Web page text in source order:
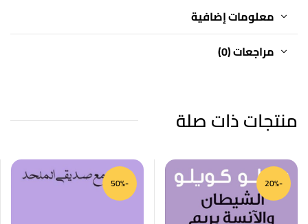
معلومات إضافية
مراجعات (0)
منتجات ذات صلة
-20%
-50%